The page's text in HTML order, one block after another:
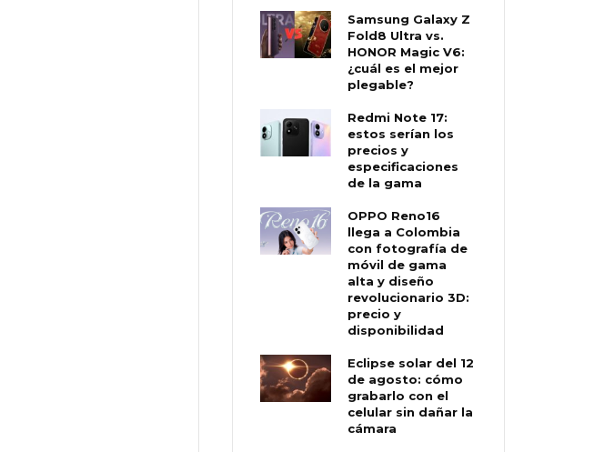
Samsung Galaxy Z
Fold8 Ultra vs.
HONOR Magic V6:
¿cuál es el mejor
plegable?
Redmi Note 17:
estos serían los
precios y
especificaciones
de la gama
OPPO Reno16
llega a Colombia
con fotografía de
móvil de gama
alta y diseño
revolucionario 3D:
precio y
disponibilidad
Eclipse solar del 12
de agosto: cómo
grabarlo con el
celular sin dañar la
cámara